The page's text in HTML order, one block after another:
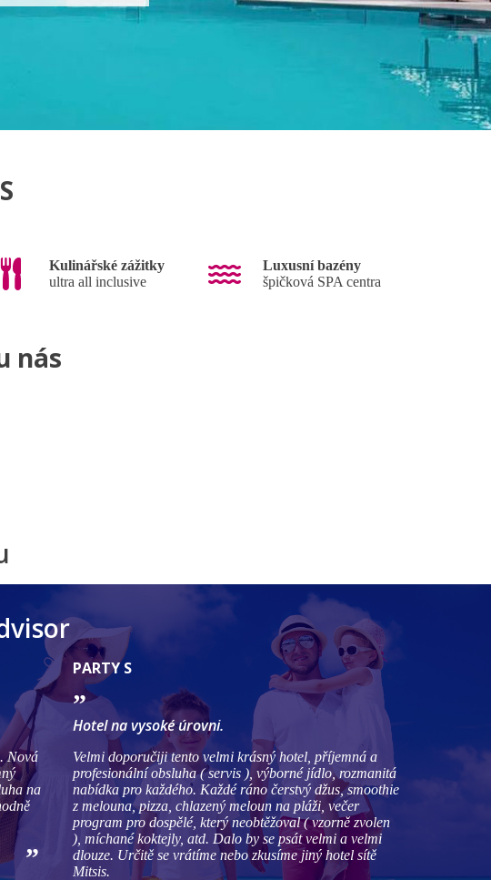
Kulinářské zážitky
ultra all inclusive
Luxusní bazény
špičková SPA centra
nás
Nová
na
PARTY S
Hotel na vysoké úrovni.
Velmi doporučiji tento velmi krásný hotel, příjemná a
profesionální obsluha ( servis ), výborné jídlo, rozmanitá
nabídka pro každého. Každé ráno čerstvý džus, smoothie
z melouna, pizza, chlazený meloun na pláži, večer
program pro dospělé, který neobtěžoval ( vzorně zvolen
), míchané koktejly, atd. Dalo by se psát velmi a velmi
dlouze. Určitě se vrátíme nebo zkusíme jiný hotel sítě
Mitsis.